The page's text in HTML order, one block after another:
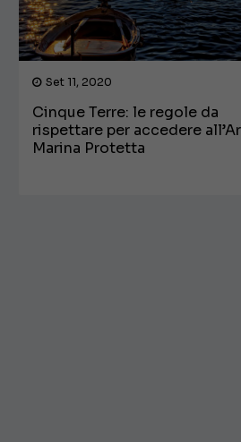
Set 11, 2020
Cinque Terre: le regole da
rispettare per accedere
Marina Protetta